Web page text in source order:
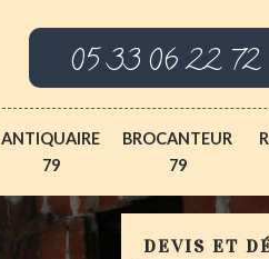
05 33 06 22 72
ANTIQUAIRE
79
BROCANTEUR
79
DEVIS ET